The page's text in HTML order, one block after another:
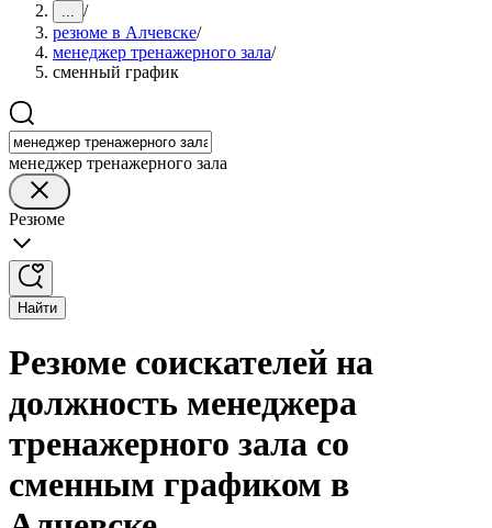
... /
резюме в Алчевске/
менеджер тренажерного зала/
сменный график
менеджер тренажерного зала
Резюме
Найти
Резюме соискателей на
должность менеджера
тренажерного зала со
сменным графиком в